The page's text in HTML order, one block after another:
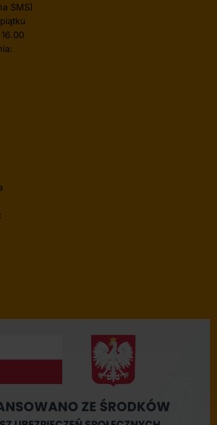
SMS)